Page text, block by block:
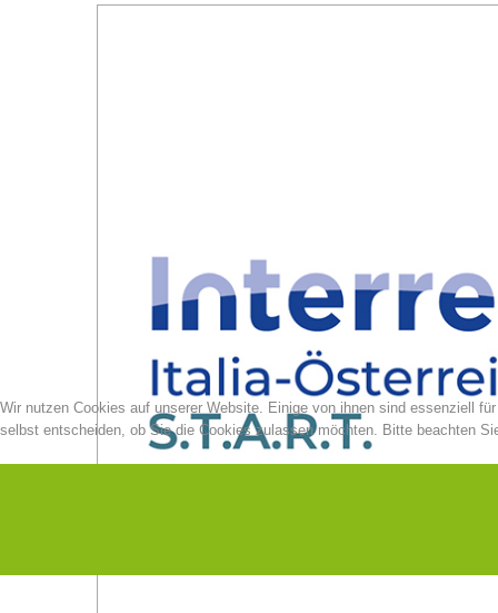
Wir nutzen Cookies auf unserer Website. Einige von ihnen sind essenziell
selbst entscheiden, ob Sie die Cookies zulassen möchten. Bitte beachten